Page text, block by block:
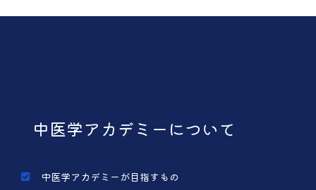
中医学アカデミーについて
中医学アカデミーが目指すもの